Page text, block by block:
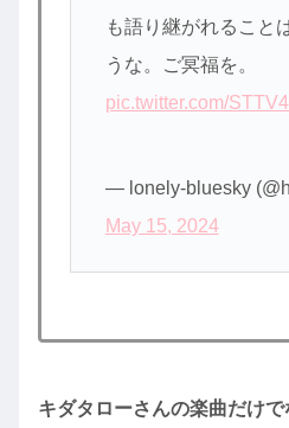
も語り継がれること
うな。ご冥福を。
pic.twitter.com/
— lonely-bluesky
May 15, 2024
キダタローさんの楽曲だけ